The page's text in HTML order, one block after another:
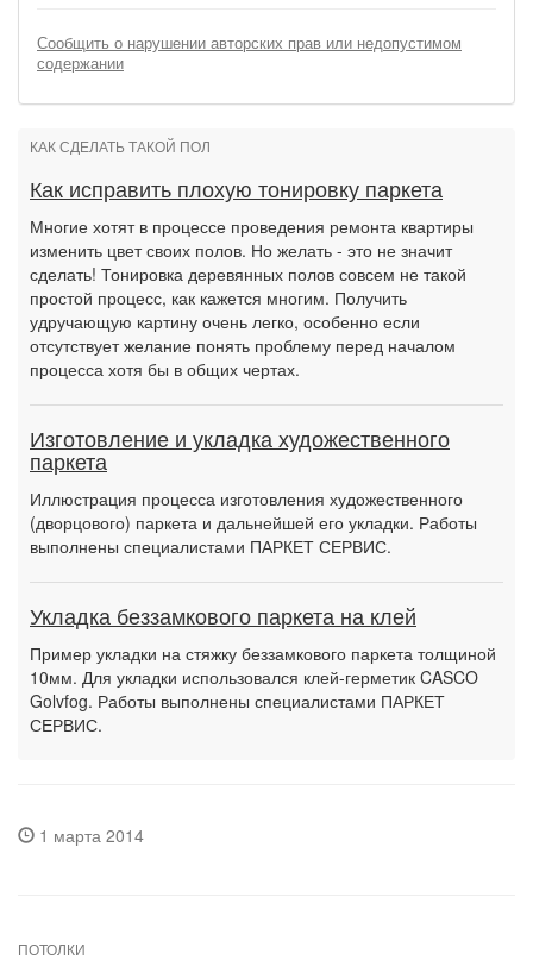
Сообщить о нарушении авторских прав или недопустимом
содержании
КАК СДЕЛАТЬ ТАКОЙ ПОЛ
Как исправить плохую тонировку паркета
Многие хотят в процессе проведения ремонта квартиры
изменить цвет своих полов. Но желать - это не значит
сделать! Тонировка деревянных полов совсем не такой
простой процесс, как кажется многим. Получить
удручающую картину очень легко, особенно если
отсутствует желание понять проблему перед началом
процесса хотя бы в общих чертах.
Изготовление и укладка художественного
паркета
Иллюстрация процесса изготовления художественного
(дворцового) паркета и дальнейшей его укладки. Работы
выполнены специалистами ПАРКЕТ СЕРВИС.
Укладка беззамкового паркета на клей
Пример укладки на стяжку беззамкового паркета толщиной
10мм. Для укладки использовался клей-герметик CASCO
Golvfog. Работы выполнены специалистами ПАРКЕТ
СЕРВИС.
1 марта 2014
ПОТОЛКИ